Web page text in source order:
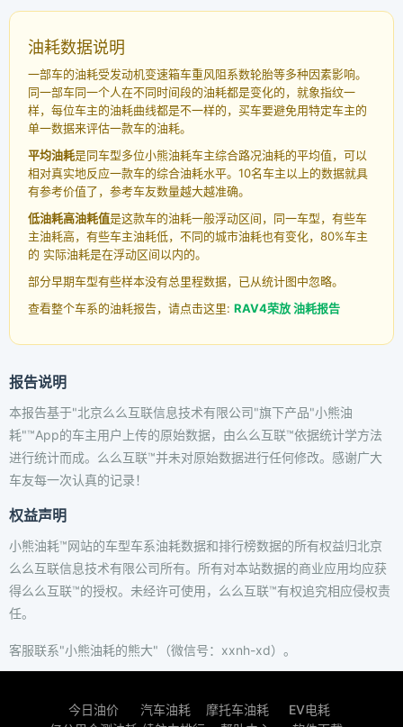
油耗数据说明
一部车的油耗受发动机变速箱车重风阻系数轮胎等多种因素影响。
同一部车同一个人在不同时间段的油耗都是变化的，就象指纹一
样，每位车主的油耗曲线都是不一样的，买车要避免用特定车主的
单一数据来评估一款车的油耗。
平均油耗是同车型多位小熊油耗车主综合路况油耗的平均值，可以
相对真实地反应一款车的综合油耗水平。10名车主以上的数据就具
有参考价值了，参考车友数量越大越准确。
低油耗高油耗值是这款车的油耗一般浮动区间，同一车型，有些车
主油耗高，有些车主油耗低，不同的城市油耗也有变化，80%车主
的 实际油耗是在浮动区间以内的。
部分早期车型有些样本没有总里程数据，已从统计图中忽略。
查看整个车系的油耗报告，请点击这里: RAV4荣放 油耗报告
报告说明
本报告基于"北京么么互联信息技术有限公司"旗下产品"小熊油
耗"™App的车主用户上传的原始数据，由么么互联™依据统计学方法
进行统计而成。么么互联™并未对原始数据进行任何修改。感谢广大
车友每一次认真的记录！
权益声明
小熊油耗™网站的车型车系油耗数据和排行榜数据的所有权益归北京
么么互联信息技术有限公司所有。所有对本站数据的商业应用均应获
得么么互联™的授权。未经许可使用，么么互联™有权追究相应侵权责
任。
客服联系"小熊油耗的熊大"（微信号：xxnh-xd）。
今日油价 汽车油耗 摩托车油耗
EV电耗